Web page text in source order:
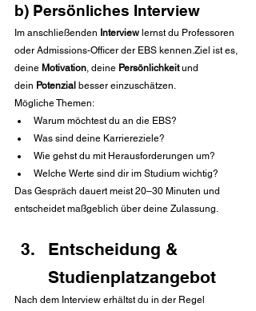
b) Persönliches Interview
Im anschließenden Interview lernst du Professoren
oder Admissions-Officer der EBS kennen.Ziel ist es,
deine Motivation , deine Persönlichkeit und
dein Potenzial besser einzuschätzen.
Mögliche Themen:
Warum möchtest du an die EBS?
Was sind deine Karriereziele?
Wie gehst du mit Herausforderungen um?
Welche Werte sind dir im Studium wichtig?
Das Gespräch dauert meist 20–30 Minuten und
entscheidet maßgeblich über deine Zulassung.
Entscheidung &
Studienplatzangebot
Nach dem Interview erhältst du in der Regel